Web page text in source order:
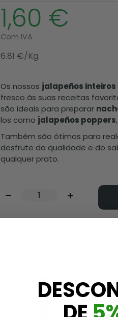
1,60 €
Com IVA
6.81 €/Kg.
Os nossos jalapeños inteiros
fresco às suas receitas
são ideais para preparar
los como jalapeños poppers
Também são ótimos para
desfrute da qualidade e do
qualquer prato.